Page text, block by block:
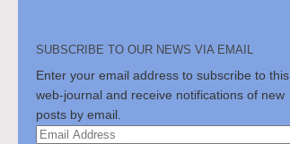
SUBSCRIBE TO OUR NEWS VIA EMAIL
Enter your email address to subscribe to this
web-journal and receive notifications of new
posts by email.
Email